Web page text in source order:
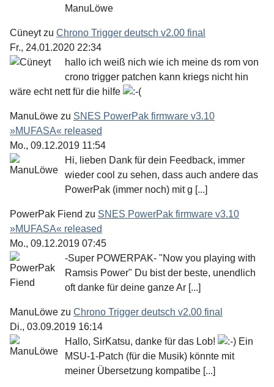
ManuLöwe
Cüneytzu Chrono Trigger deutsch v2.00 final
Fr., 24.01.2020 22:34
hallo ich weiß nich wie ich meine ds rom von
crono trigger patchen kann kriegs nicht hin
wäre echt nett für die hilfe
ManuLöwe zu SNES PowerPak firmware v3.10
»MUFASA« released
Mo., 09.12.2019 11:54
Hi, lieben Dank für dein Feedback, immer
wieder cool zu sehen, dass auch andere das
PowerPak (immer noch) mit g [...]
PowerPak Fiend zu SNES PowerPak firmware v3.10
»MUFASA« released
Mo., 09.12.2019 07:45
-Super POWERPAK- "Now you playing with
Ramsis Power" Du bist der beste, unendlich
oft danke für deine ganze Ar [...]
ManuLöwe zu Chrono Trigger deutsch v2.00 final
Di., 03.09.2019 16:14
Hallo, SirKatsu, danke für das Lob!
Ein
MSU-1-Patch (für die Musik) könnte mit
meiner Übersetzung kompatibe [...]